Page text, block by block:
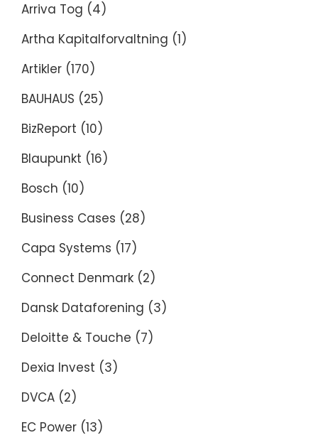
Arriva Tog (4)
Artha Kapitalforvaltning (1)
Artikler (170)
BAUHAUS (25)
BizReport (10)
Blaupunkt (16)
Bosch (10)
Business Cases (28)
Capa Systems (17)
Connect Denmark (2)
Dansk Dataforening (3)
Deloitte & Touche (7)
Dexia Invest (3)
DVCA (2)
EC Power (13)